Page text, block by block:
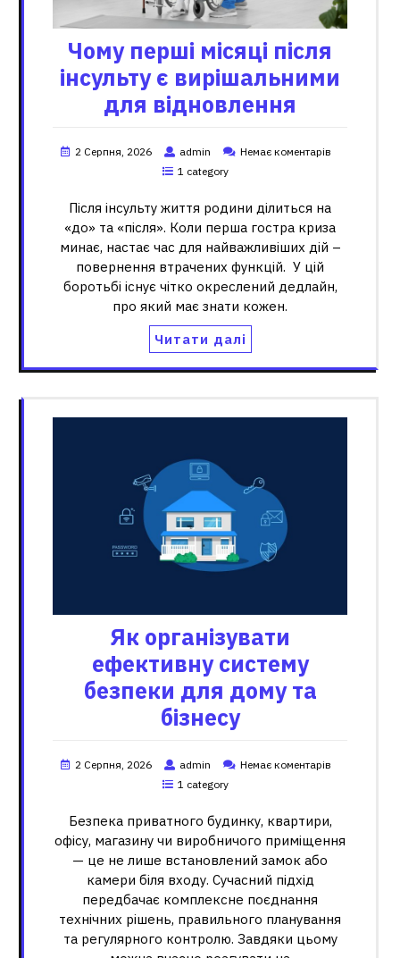
Чому перші місяці після
інсульту є вирішальними
для відновлення
2 Серпня, 2026 admin
Немає коментарів
1 category
Після інсульту життя родини ділиться на
«до» та «після». Коли перша гостра криза
минає, настає час для найважливіших дій –
повернення втрачених функцій. У цій
боротьбі існує чітко окреслений дедлайн,
про який має знати кожен.
Читати далі
Як організувати
ефективну систему
безпеки для дому та
бізнесу
2 Серпня, 2026 admin
Немає коментарів
1 category
Безпека приватного будинку, квартири,
офісу, магазину чи виробничого приміщення
— це не лише встановлений замок або
камери біля входу. Сучасний підхід
передбачає комплексне поєднання
технічних рішень, правильного планування
та регулярного контролю. Завдяки цьому